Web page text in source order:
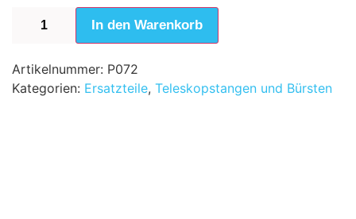
In den Warenkorb
Artikelnummer: P072
Kategorien: Ersatzteile, Teleskopstangen und Bürsten